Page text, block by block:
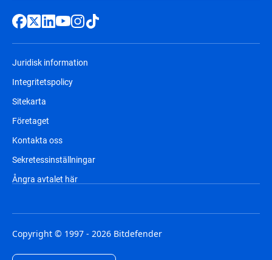
Juridisk information
Integritetspolicy
Sitekarta
Företaget
Kontakta oss
Sekretessinställningar
Ångra avtalet här
Copyright © 1997 - 2026 Bitdefender